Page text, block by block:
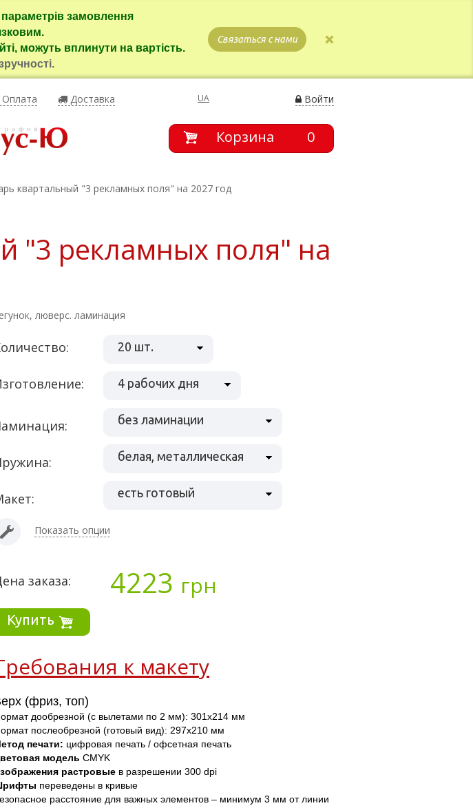
замовлення
можуть вплинути на вартість.
Связаться с нами
Оплата Доставка UA Войти
Корзина 0
квартальный "3 рекламных поля" на 2027 год
"3 рекламных поля" на
люверс. ламинация
20 шт.
4 рабочих дня
Ламинация: без ламинации
Пружина: белая, металлическая
Макет: есть готовый
Показать опции
заказа: 4223 грн
Купить
к макету
(фриз, топ)
дообрезной (с вылетами по 2 мм): 301х214 мм
послеобрезной (готовый вид): 297х210 мм
печати: цифровая печать / офсетная печать
модель CMYK
растровые в разрешении 300 dpi
переведены в кривые
расстояние для важных элементов – минимум 3 мм от линии